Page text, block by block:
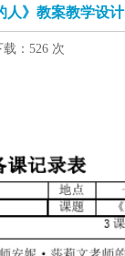
人》教案教学设计
：526 次